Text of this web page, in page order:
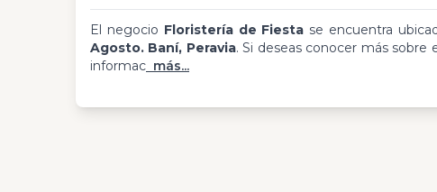
El negocio Floristería de Fiesta se encuentra
Agosto. Baní, Peravia. Si deseas conocer más sobre
informac más...